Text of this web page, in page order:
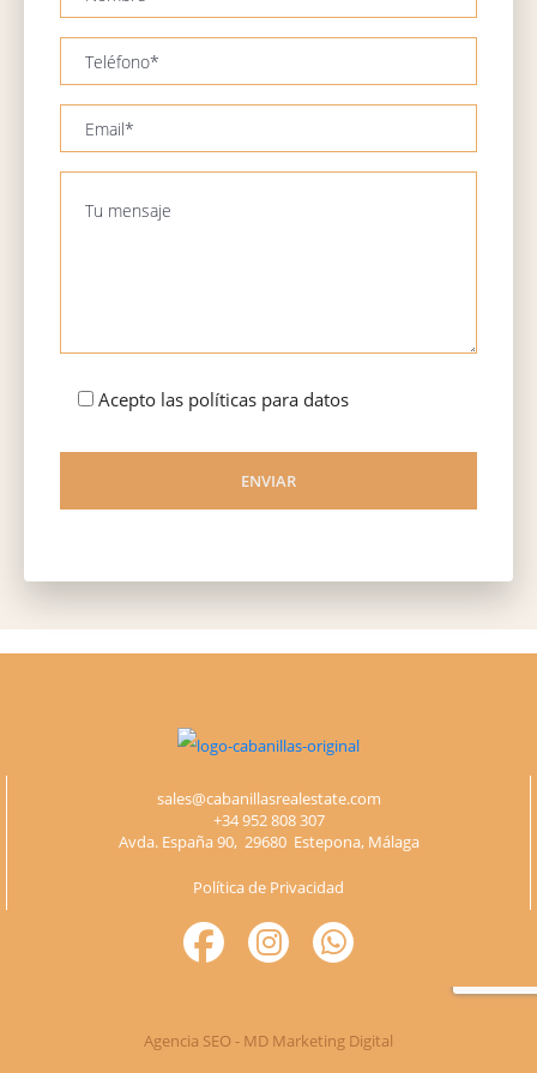
Acepto las políticas para datos
ENVIAR
this
sales@cabanillasrealestate.com
+34 952 808 307
Avda. España 90, 29680 Estepona, Málaga
Política de Privacidad
Agencia SEO - MD Marketing Digital